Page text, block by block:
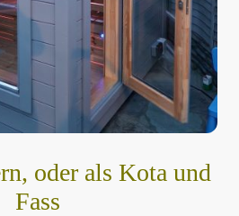
oder als Kota und
Fass